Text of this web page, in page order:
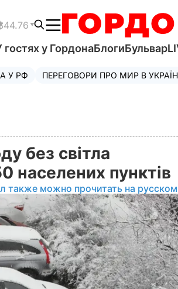
гостях у ГордонаБлогиБульвар
У РФ ПЕРЕГОВОРИ ПРО МИР В
без світла
населених пунктів
также можно прочитать на русском